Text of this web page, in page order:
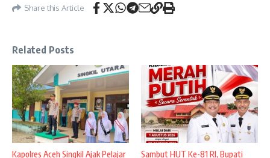
Share this Article
Related Posts
Kapolres Aceh Singkil Ajak Pelajar
Sambut HUT Ke-81 RI, Bupati